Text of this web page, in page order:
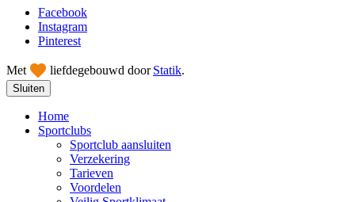
Facebook
Instagram
Pinterest
Met liefdegebouwd door Statik.
Sluiten
Home
Sportclubs
Sportclub aansluiten
Verzekering
Tarieven
Voordelen